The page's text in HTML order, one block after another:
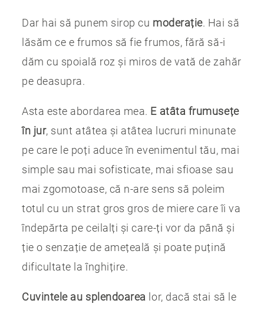
Dar hai să punem sirop cu moderație. Hai să
lăsăm ce e frumos să fie frumos, fără să-i
dăm cu spoială roz și miros de vată de zahăr
pe deasupra.
Asta este abordarea mea. E atâta frumusețe
în jur, sunt atâtea și atâtea lucruri minunate
pe care le poți aduce în evenimentul tău, mai
simple sau mai sofisticate, mai sfioase sau
mai zgomotoase, că n-are sens să poleim
totul cu un strat gros gros de miere care îi va
îndepărta pe ceilalți și care-ți vor da până și
ție o senzație de amețeală și poate puțină
dificultate la înghițire.
Cuvintele au splendoarea lor, dacă stai să le